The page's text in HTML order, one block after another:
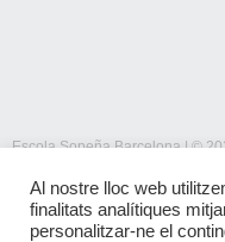
Escola Sopeña Barcelona | ©
Al nostre lloc web
finalitats analítiques
personalitzar-ne el